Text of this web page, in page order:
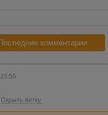
Последние комментарии
Скрыть ветку